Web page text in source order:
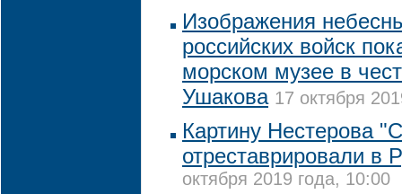
Изображения
российских войск
морском музее в
Ушакова 17 октября
Картину Нестерова
отреставрировали в
октября 2019 года, 10:00